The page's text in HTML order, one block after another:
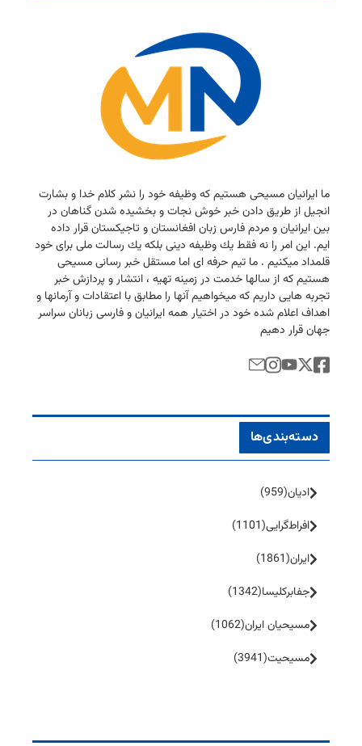
ما ایرانیان مسیحی هستیم كه وظیفه خود را نشر كلام خدا و بشارت
انجیل از طریق دادن خبر خوش نجات و بخشیده شدن گناهان در
بین ایرانیان و مردم فارس زبان افغانستان و تاجیكستان قرار داده
ایم. این امر را نه فقط یك وظیفه دینی بلكه یك رسالت ملی برای خود
قلمداد میكنیم . ما تیم حرفه ای اما مستقل خبر رسانی مسیحی
هستیم كه از سالها خدمت در زمینه تهیه ، انتشار و پردازش خبر
تجربه هایی داریم كه میخواهیم آنها را مطابق با اعتقادات و آرمانها و
اهداف اعلام شده خود در اختیار همه ایرانیان و فارسی زبانان سراسر
جهان قرار دهیم
دسته‌بندی‌ها
ادیان(959)
افراط‌گرایی(1101)
ایران(1861)
جفا‌بر‌کلیسا(1342)
مسیحیان ایران(1062)
مسیحیت(3941)